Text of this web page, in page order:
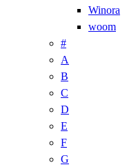
Winora
woom
#
A
B
C
D
E
F
G